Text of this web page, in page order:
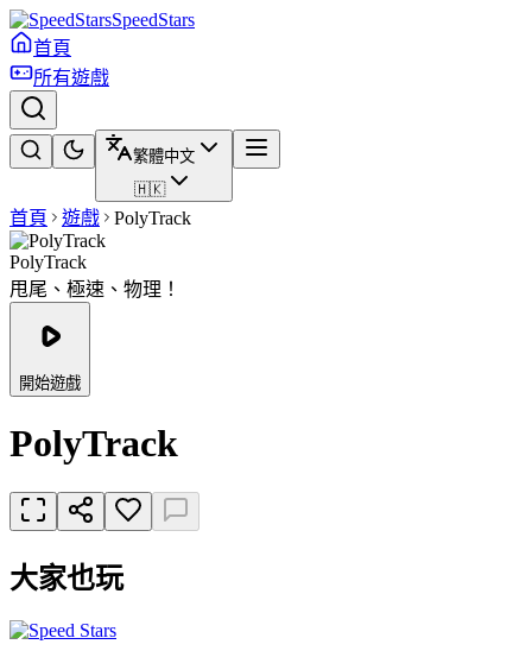
SpeedStars
首頁
所有遊戲
繁體中文
🇭🇰
首頁 遊戲 PolyTrack
PolyTrack
甩尾、極速、物理！
開始遊戲
PolyTrack
大家也玩